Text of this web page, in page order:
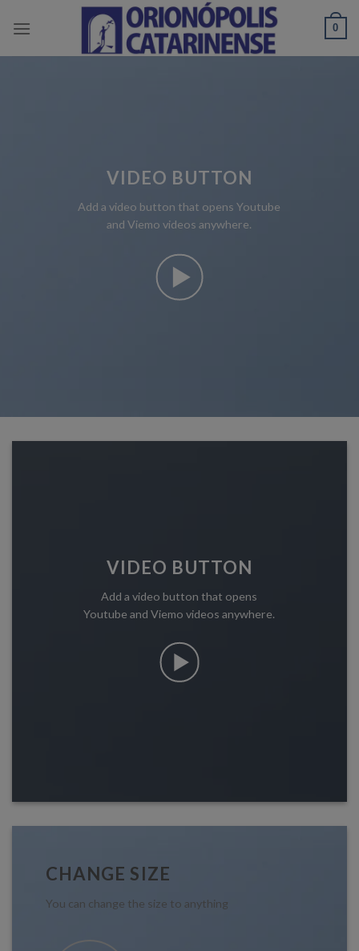
0
VIDEO BUTTON
Add a video button that opens Youtube
and Viemo videos anywhere.
VIDEO BUTTON
Add a video button that opens
Youtube and Viemo videos anywhere.
CHANGE SIZE
You can change the size to anything